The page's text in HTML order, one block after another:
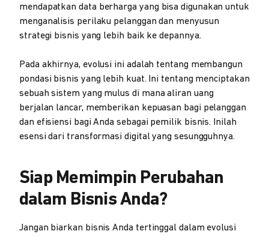
mendapatkan data berharga yang bisa digunakan untuk
menganalisis perilaku pelanggan dan menyusun
strategi bisnis yang lebih baik ke depannya.
Pada akhirnya, evolusi ini adalah tentang membangun
pondasi bisnis yang lebih kuat. Ini tentang menciptakan
sebuah sistem yang mulus di mana aliran uang
berjalan lancar, memberikan kepuasan bagi pelanggan
dan efisiensi bagi Anda sebagai pemilik bisnis. Inilah
esensi dari transformasi digital yang sesungguhnya.
Siap Memimpin Perubahan
dalam Bisnis Anda?
Jangan biarkan bisnis Anda tertinggal dalam evolusi